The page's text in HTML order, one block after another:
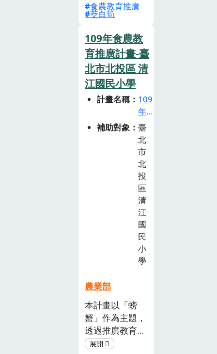
之一， 當地流
傳著一段話，宜
蘭的茭白筍都出
不了雪山隧道，
因為懂吃的宜蘭
人早就買光光
了，清甜細緻只
要清蒸就很好
吃，但茭白筍的
瑣，而且每個環
節都需 要人工
來執行，無法用
機器取代，在茭
白筍生長時，我
們需要以人工方
肥料、撈除有害
的水生植物、拔
除老葉，都是為
了讓作物健康、
藥、 無化肥的
方式。
食農教育推廣
茭白筍
109年食農教
育推廣計畫-臺
北市北投區 清
江國民小學
計畫名稱
109
年
食
農
教
育
推
廣
計
畫
徵
選
活
動
補助對象
臺
北
市
北
投
區
清
江
國
民
小
學
農業部
本計畫以「螃
蟹」作為主題，
透過推廣教育讓
大家認知「農、